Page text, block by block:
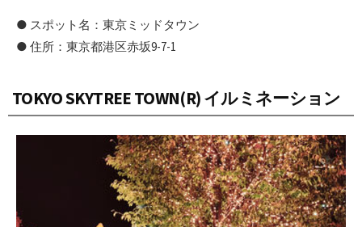
● スポット名：東京ミッドタウン
● 住所：東京都港区赤坂9-7-1
TOKYO SKYTREE TOWN(R) イルミネーション